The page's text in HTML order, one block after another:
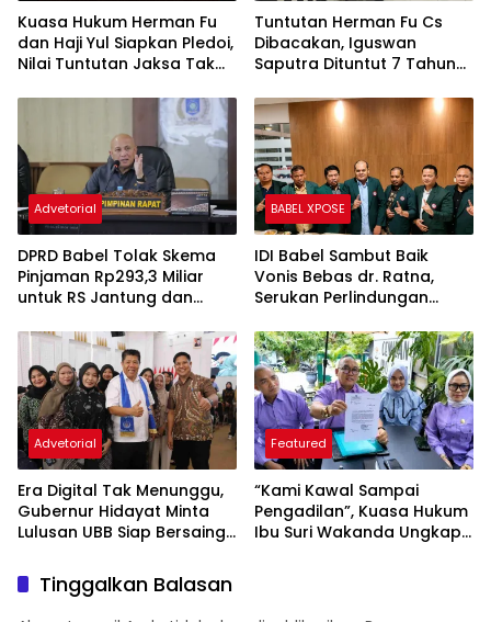
BABEL XPOSE
Kuasa Hukum Herman Fu
dan Haji Yul Siapkan Pledoi,
Nilai Tuntutan Jaksa Tak
Sesuai Fakta Persidangan
BATENG XPOSE
Tuntutan Herman Fu Cs
Dibacakan, Iguswan
Saputra Dituntut 7 Tahun
Penjara dan Uang
Pengganti Rp45 Miliar
Advetorial
DPRD Babel Tolak Skema
Pinjaman Rp293,3 Miliar
untuk RS Jantung dan
Stroke, Dorong Pemprov
Kejar Royalti Timah
BABEL XPOSE
IDI Babel Sambut Baik
Vonis Bebas dr. Ratna,
Serukan Perlindungan
Hukum bagi Dokter dan
Tenaga Kesehatan
Advetorial
Gubernur Hidayat Minta
Lulusan UBB Siap Bersaing
Featured